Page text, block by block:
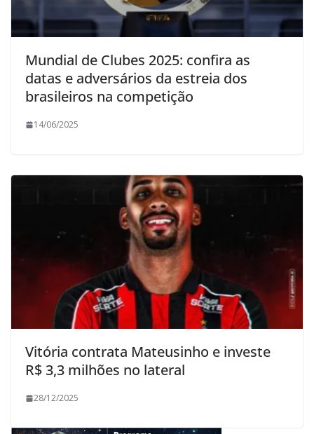
Mundial de Clubes 2025: confira as
datas e adversários da estreia dos
brasileiros na competição
14/06/2025
Vitória contrata Mateusinho e investe
R$ 3,3 milhões no lateral
28/12/2025